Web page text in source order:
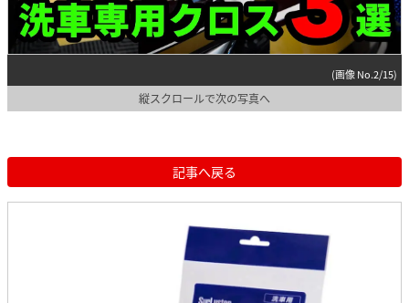
(画像 No.2/15)
縦スクロールで次の写真へ
記事へ戻る